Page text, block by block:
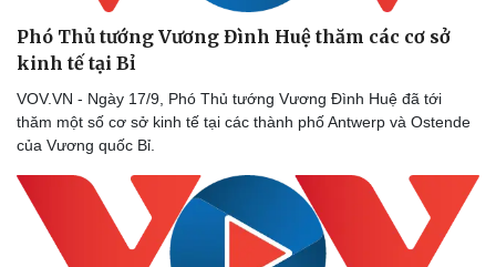
Doanh nghiệp
Công nghệ
Phó Thủ tướng Vương Đình Huệ thăm các cơ sở
kinh tế tại Bỉ
VOV.VN - Ngày 17/9, Phó Thủ tướng Vương Đình Huệ đã tới
thăm một số cơ sở kinh tế tại các thành phố Antwerp và Ostende
của Vương quốc Bỉ.